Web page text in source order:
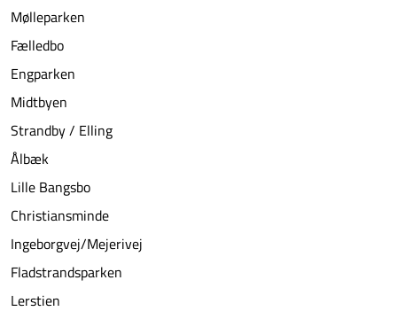
Mølleparken
Fælledbo
Engparken
Midtbyen
Strandby / Elling
Ålbæk
Lille Bangsbo
Christiansminde
Ingeborgvej/Mejerivej
Fladstrandsparken
Lerstien